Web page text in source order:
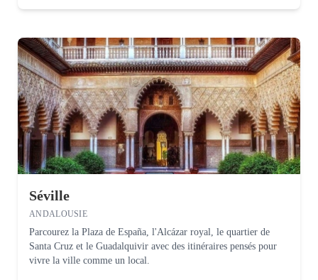
Séville
ANDALOUSIE
Parcourez la Plaza de España, l'Alcázar royal, le quartier de
Santa Cruz et le Guadalquivir avec des itinéraires pensés pour
vivre la ville comme un local.